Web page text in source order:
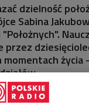
dzielność
Sabina
przez